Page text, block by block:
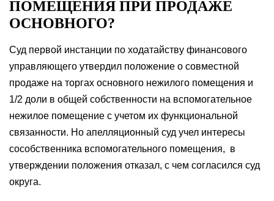
ПОМЕЩЕНИЯ ПРИ ПРОДАЖЕ
ОСНОВНОГО?
Суд первой инстанции по ходатайству финансового
управляющего утвердил положение о совместной
продаже на торгах основного нежилого помещения и
1/2 доли в общей собственности на вспомогательное
нежилое помещение с учетом их функциональной
связанности. Но апелляционный суд учел интересы
сособственника вспомогательного помещения, в
утверждении положения отказал, с чем согласился суд
округа.